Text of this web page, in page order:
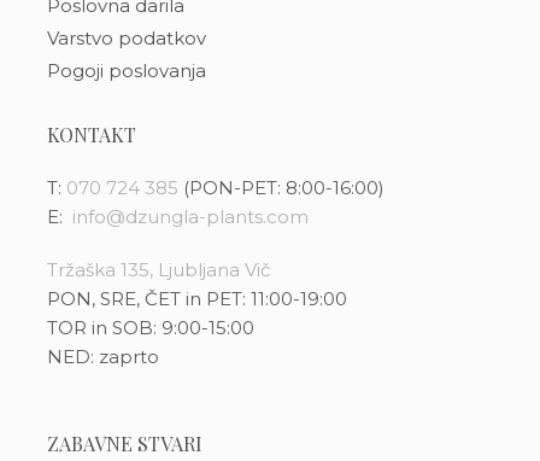
Poslovna darila
Varstvo podatkov
Pogoji poslovanja
KONTAKT
T: 070 724 385 (PON-PET: 8:00-16:00)
E: info@dzungla-plants.com
Tržaška 135, Ljubljana Vič
PON, SRE, ČET in PET: 11:00-19:00
TOR in SOB: 9:00-15:00
NED: zaprto
ZABAVNE STVARI